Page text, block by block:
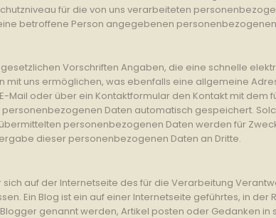
für die von uns verarbeiteten
betroffene Person angegebenen
Vorschriften Angaben, die eine schnelle
uns ermöglichen, was ebenfalls eine allgemeine
Mail oder über ein Kontaktformular den Kontakt mit
Daten automatisch gespeichert.
personenbezogenen Daten werden für
dieser personenbezogenen Daten an Dritte.
auf der Internetseite des für die Verarbeitung
Ein Blog ist ein auf einer Internetseite geführtes, in
genannt werden, Artikel posten oder Gedanken